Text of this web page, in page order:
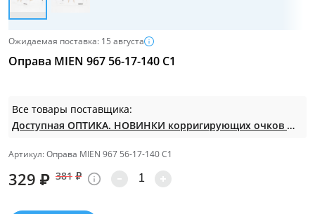
Ожидаемая поставка: 15 августа
Оправа MIEN 967 56-17-140 C1
Все товары поставщика:
Доступная ОПТИКА. НОВИНКИ корригирующих очков по СУПЕР ценам. Таких нет на МП.
Артикул: Оправа MIEN 967 56-17-140 C1
329 ₽ 381 ₽